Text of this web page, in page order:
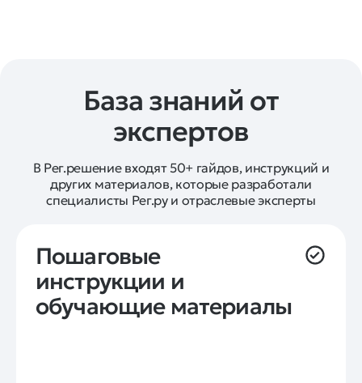
База знаний от
экспертов
В Рег.решение входят 50+ гайдов, инструкций и
других материалов, которые разработали
специалисты Рег.ру и отраслевые эксперты
Пошаговые
инструкции и
обучающие материалы